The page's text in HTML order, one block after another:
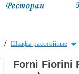
/ Шкафы расстойные
Forni Fiorini